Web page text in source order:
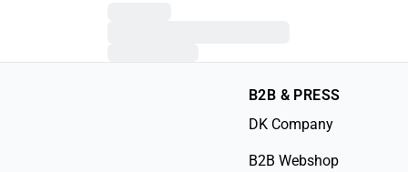
B2B & PRESS
DK Company
B2B Webshop